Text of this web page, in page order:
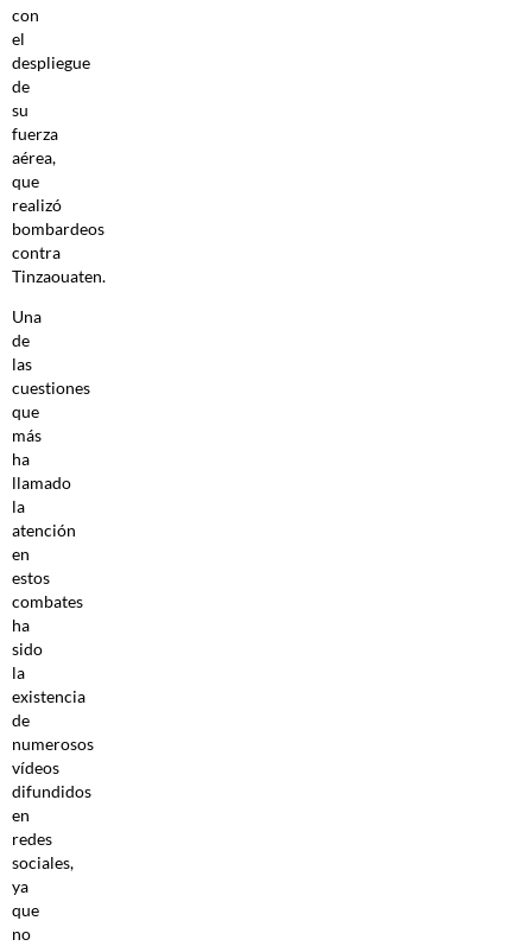
con
el
despliegue
de
su
fuerza
aérea,
que
realizó
bombardeos
contra
Tinzaouaten.
Una
de
las
cuestiones
que
más
ha
llamado
la
atención
en
estos
combates
ha
sido
la
existencia
de
numerosos
vídeos
difundidos
en
redes
sociales,
ya
que
no